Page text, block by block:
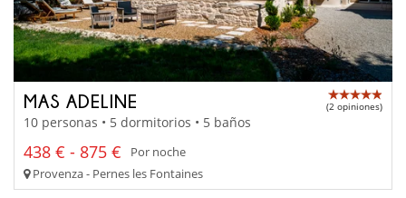
MAS ADELINE (2 opiniones)
10 personas • 5 dormitorios • 5 baños
438 € - 875 €
Por noche
Provenza - Pernes les Fontaines